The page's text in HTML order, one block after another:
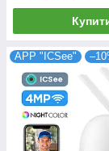
APP "ICSee"